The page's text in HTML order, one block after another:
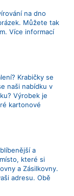
na dno
Můžete tak
Více informací
Krabičky se
naši nabídku v
Výrobek je
kartonové
a
které si
a Zásilkovny.
adresu. Obě